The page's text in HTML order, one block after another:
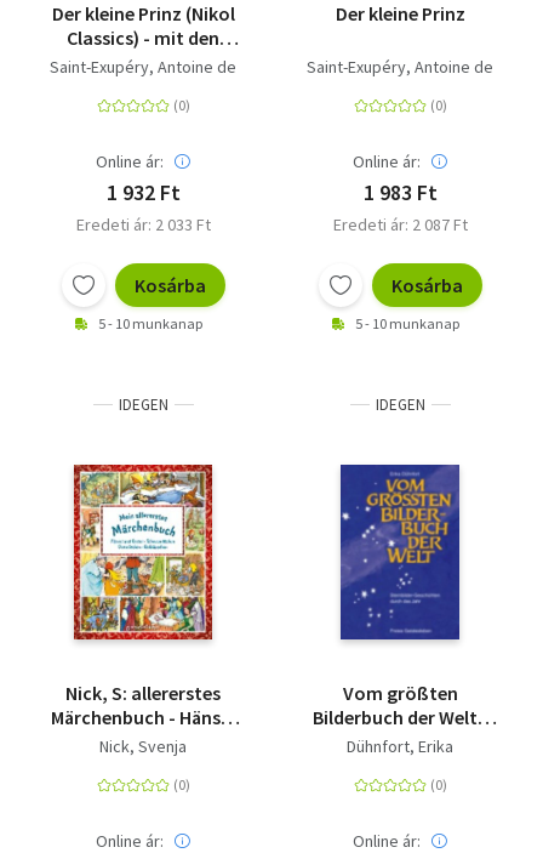
Der kleine Prinz (Nikol
Classics) - mit den
farbigen Illustrationen
Saint-Exupéry, Antoine de
Online ár:
1 932 Ft
Eredeti ár: 2 033 Ft
Kosárba
5 - 10 munkanap
Der kleine Prinz
Saint-Exupéry, Antoine de
Online ár:
1 983 Ft
Eredeti ár: 2 087 Ft
Kosárba
5 - 10 munkanap
IDEGEN
Nick, S: allererstes
Märchenbuch - Hänsel
und
Nick, Svenja
Online ár:
IDEGEN
Vom größten
Bilderbuch der Welt -
Sternbilder - Geschiten
Dühnfort, Erika
Online ár: